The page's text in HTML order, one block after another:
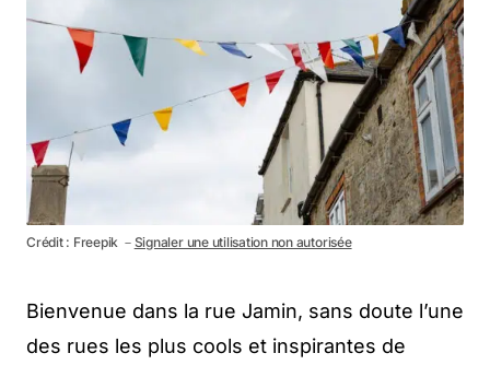
Crédit : Freepik － Signaler une utilisation non autorisée
Bienvenue dans la rue Jamin, sans doute l’une
des rues les plus cools et inspirantes de